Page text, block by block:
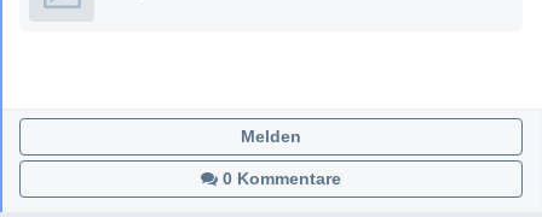
0 Kommentare
Melden